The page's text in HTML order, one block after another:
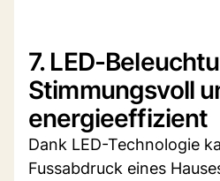
7. LED-
Stimmungsvoll
energieeffizient
Dank LED-Technologie
Fussabdruck eines